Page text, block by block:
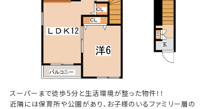
スーパーまで徒歩5分と生活環境が整った物件！！
近隣には保育所や公園があり、お子様のいるファミリー層の